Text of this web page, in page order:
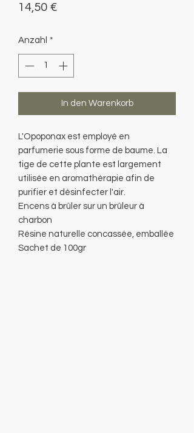
14,50 €Preis
Anzahl *
In den Warenkorb
L'Opoponax est employé en
parfumerie sous forme de baume. La
tige de cette plante est largement
utilisée en aromathérapie afin de
purifier et désinfecter l'air.
Encens à brûler sur un brûleur à
charbon
Résine naturelle concassée, emballée
Sachet de 100gr